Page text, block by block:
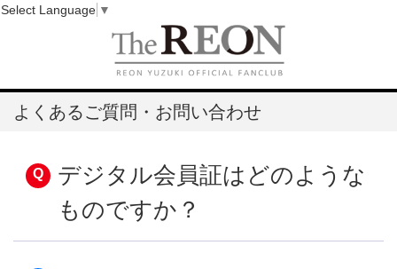
よくあるご質問・お問い合わせ
デジタル会員証はどのような
ものですか？
Select Language ▼